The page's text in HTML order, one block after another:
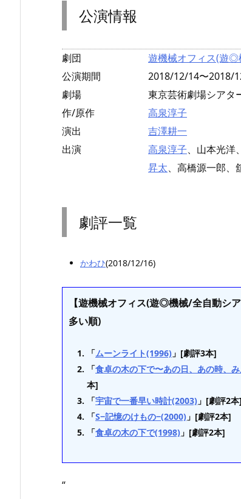
公演情報
劇団
遊機械オフィス(遊
公演期間
2018/12/14〜2018/
劇場
東京芸術劇場シアタ
作/原作
高泉淳子
演出
吉澤耕一
出演
高泉淳子、山本光洋、
昇太、高橋源一郎、
劇評一覧
かわひ(2018/12/16)
【遊機械オフィス(遊◎機械/全自動シ
多い順)
「ムーンライト(1996) 」[劇評3本]
「食卓の木の下で〜あの日、あの時、
本]
「宇宙で一番早い時計(2003) 」[劇評2本]
「S−記憶のけもの−(2000) 」[劇評2本]
「食卓の木の下で(1998) 」[劇評2本]
“